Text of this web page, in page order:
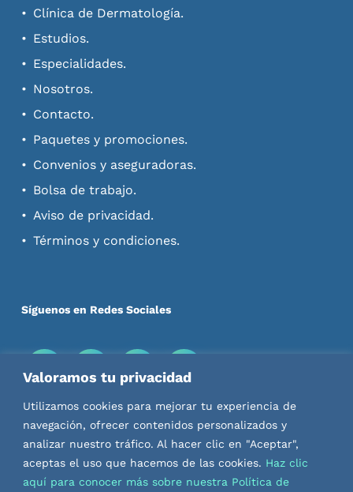
Valoramos tu privacidad
Utilizamos cookies para mejorar tu experiencia de
navegación, ofrecer contenidos personalizados y
analizar nuestro tráfico. Al hacer clic en "Aceptar",
aceptas el uso que hacemos de las cookies. Haz clic
aquí para conocer más sobre nuestra Política de
Clínica de Dermatología.
Estudios.
Especialidades.
Nosotros.
Contacto.
Paquetes y promociones.
Convenios y aseguradoras.
Bolsa de trabajo.
Aviso de privacidad.
Términos y condiciones.
Síguenos en Redes Sociales
Descarga nuestras Apps